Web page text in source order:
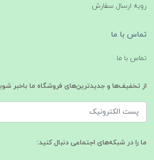
رویه ارسال سفارش
تماس با ما
تماس با ما
از تخفیف‌ها و جدیدترین‌های فروشگاه ما باخبر
ما را در شبکه‌های اجتماعی دنبال کنید: